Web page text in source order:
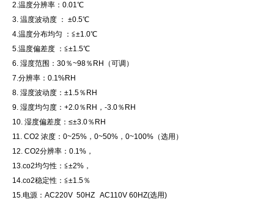
2.温度分辨率：0.01℃
3. 温度波动度 ： ±0.5℃
4.温度分布均匀 ：≦±1.0℃
5.温度偏差度 ：≦±1.5℃
6. 湿度范围：30％~98％RH（可调）
7.分辨率：0.1%RH
8. 湿度波动度：±1.5％RH
9. 湿度均匀度：+2.0％RH，-3.0％RH
10. 湿度偏差度：≤±3.0％RH
11. CO2 浓度：0~25%，0~50%，0~100%（选用）
12. CO2分辨率：0.1%，
13.co2均匀性：≦±2%，
14.co2稳定性：≦±1.5％
15.电源：AC220V 50HZ AC110V 60HZ(选用)